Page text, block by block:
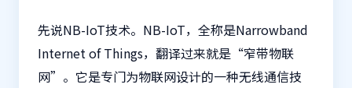
先说NB-IoT技术。NB-IoT，全称是Narrowband
Internet of Things，翻译过来就是“窄带物联
网”。它是专门为物联网设计的一种无线通信技